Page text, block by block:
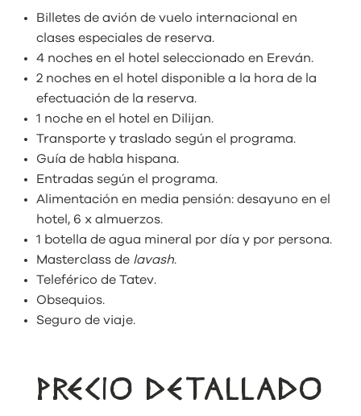
Billetes de avión de vuelo internacional en
clases especiales de reserva.
4 noches en el hotel seleccionado en Ereván.
2 noches en el hotel disponible a la hora de la
efectuación de la reserva.
1 noche en el hotel en Dilijan.
Transporte y traslado según el programa.
Guía de habla hispana.
Entradas según el programa.
Alimentación en media pensión: desayuno en el
hotel, 6 x almuerzos.
1 botella de agua mineral por día y por persona.
Masterclass de lavash.
Teleférico de Tatev.
Obsequios.
Seguro de viaje.
PRECIO DETALLADO